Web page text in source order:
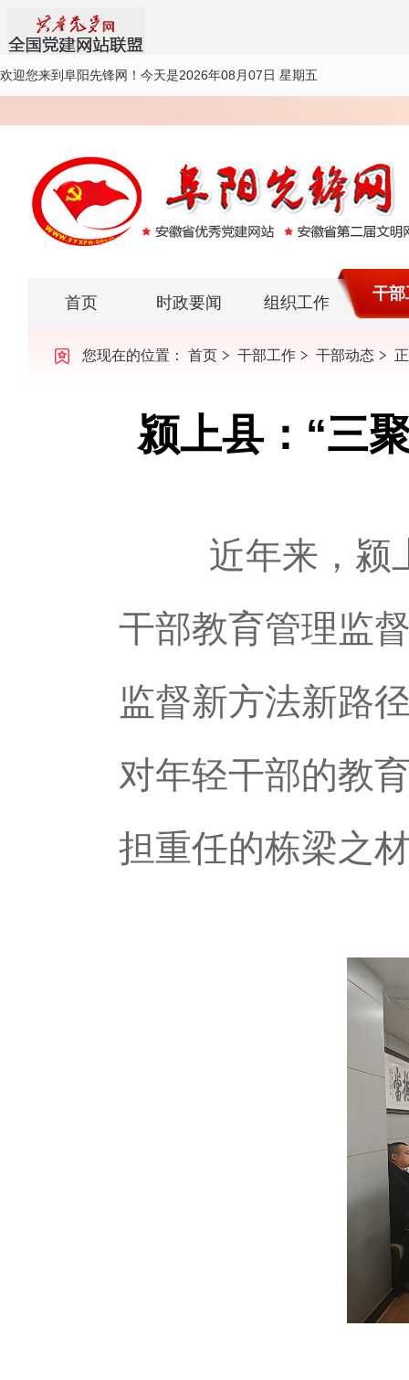
欢迎您来到阜阳先锋网！ 今天是2026年08月07日 星期五
首页 时政要闻 组织工作 干部
您现在的位置： 首页 干部工作 干部动态
颍上县：“三
近年来，颍上
干部教育管理监
监督新方法新路
对年轻干部的教
担重任的栋梁之